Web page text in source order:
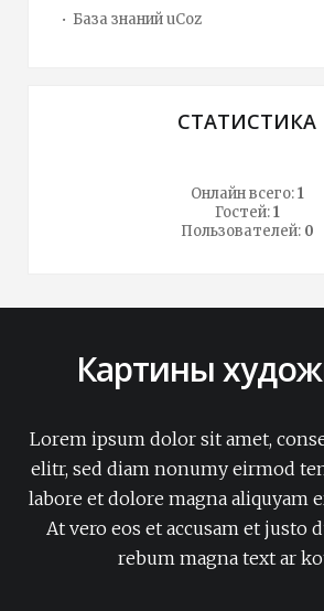
База знаний uCoz
СТАТИСТИКА
Онлайн всего:1
Гостей:1
Пользователей: 0
Картины
Lorem ipsum dolor sit amet,
elitr, sed diam nonumy eirmod
labore et dolore magna aliquyam
At vero eos et accusam et justo
rebum magna text ar